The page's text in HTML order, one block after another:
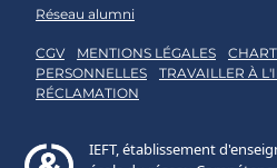
Réseau alumni
CGV MENTIONS LÉGALES
PERSONNELLES
TRAVAILLER À
RÉCLAMATION